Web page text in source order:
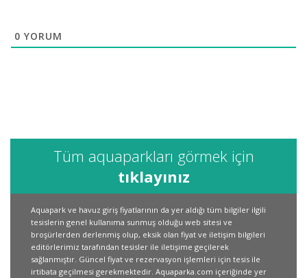
0 YORUM
Tüm aquaparkları görmek için
tıklayınız
Aquapark ve havuz giriş fiyatlarının da yer aldığı tüm bilgiler ilgili
tesislerin genel kullanıma sunmuş olduğu web sitesi ve
broşürlerden derlenmiş olup, eksik olan fiyat ve iletişim bilgileri
editörlerimiz tarafından tesisler ile iletişime geçilerek
sağlanmıştır. Güncel fiyat ve rezervasyon işlemleri için tesis ile
irtibata geçilmesi gerekmektedir. Aquaparka.com içeriğinde yer